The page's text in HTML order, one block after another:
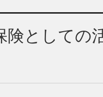
険としての